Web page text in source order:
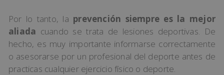
Por lo tanto, la prevención siempre es la mejor
aliada cuando se trata de lesiones deportivas. De
hecho, es muy importante informarse correctamente
o asesorarse por un profesional del deporte antes de
practicas cualquier ejercicio físico o deporte.